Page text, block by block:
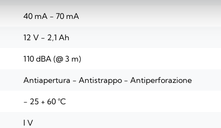
40 mA - 70 mA
12 V - 2,1 Ah
110 dBA (@ 3 m)
Antiapertura - Antistrappo - Antiperforazione
- 25 + 60 °C
l V